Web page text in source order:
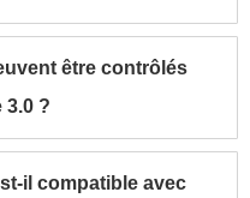
être contrôlés
3.0 ?
il compatible avec